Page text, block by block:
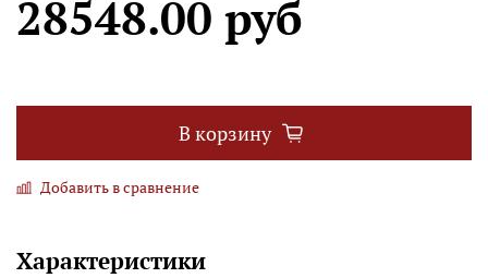
28548.00 руб
В корзину
Добавить в сравнение
Характеристики